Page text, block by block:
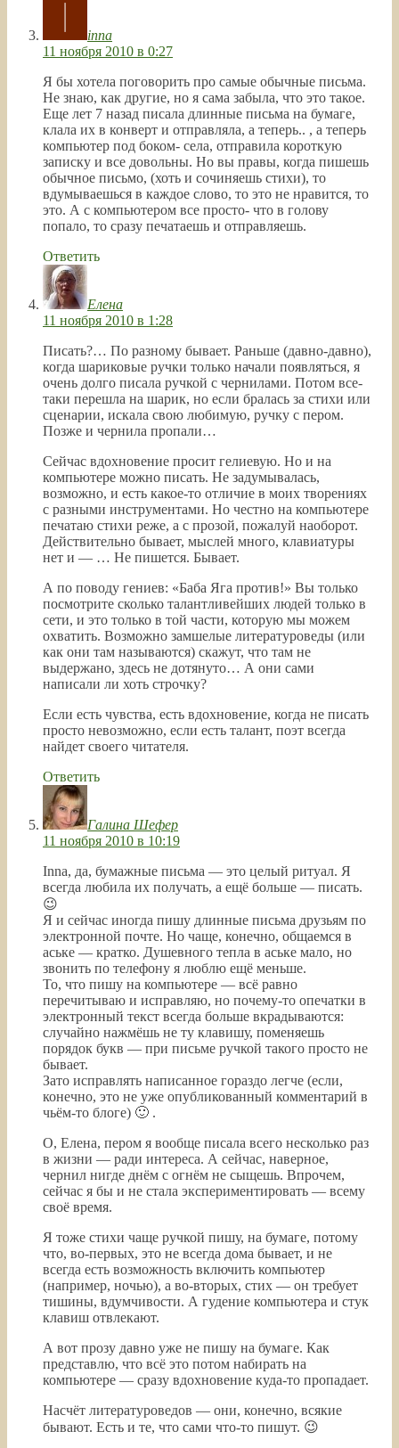
inna
11 ноября 2010 в 0:27
Я бы хотела поговорить про самые обычные письма.
Не знаю, как другие, но я сама забыла, что это такое.
Еще лет 7 назад писала длинные письма на бумаге,
клала их в конверт и отправляла, а теперь.. , а теперь
компьютер под боком- села, отправила короткую
записку и все довольны. Но вы правы, когда пишешь
обычное письмо, (хоть и сочиняешь стихи), то
вдумываешься в каждое слово, то это не нравится, то
это. А с компьютером все просто- что в голову
попало, то сразу печатаешь и отправляешь.
Ответить
Елена
11 ноября 2010 в 1:28
Писать?… По разному бывает. Раньше (давно-давно),
когда шариковые ручки только начали появляться, я
очень долго писала ручкой с чернилами. Потом все-
таки перешла на шарик, но если бралась за стихи или
сценарии, искала свою любимую, ручку с пером.
Позже и чернила пропали…
Сейчас вдохновение просит гелиевую. Но и на
компьютере можно писать. Не задумывалась,
возможно, и есть какое-то отличие в моих творениях
с разными инструментами. Но честно на компьютере
печатаю стихи реже, а с прозой, пожалуй наоборот.
Действительно бывает, мыслей много, клавиатуры
нет и — … Не пишется. Бывает.
А по поводу гениев: «Баба Яга против!» Вы только
посмотрите сколько талантливейших людей только в
сети, и это только в той части, которую мы можем
охватить. Возможно замшелые литературоведы (или
как они там называются) скажут, что там не
выдержано, здесь не дотянуто… А они сами
написали ли хоть строчку?
Если есть чувства, есть вдохновение, когда не писать
просто невозможно, если есть талант, поэт всегда
найдет своего читателя.
Ответить
Галина Шефер
11 ноября 2010 в 10:19
Inna, да, бумажные письма — это целый ритуал. Я
всегда любила их получать, а ещё больше — писать.
😉
Я и сейчас иногда пишу длинные письма друзьям по
электронной почте. Но чаще, конечно, общаемся в
аське — кратко. Душевного тепла в аське мало, но
звонить по телефону я люблю ещё меньше.
То, что пишу на компьютере — всё равно
перечитываю и исправляю, но почему-то опечатки в
электронный текст всегда больше вкрадываются:
случайно нажмёшь не ту клавишу, поменяешь
порядок букв — при письме ручкой такого просто не
бывает.
Зато исправлять написанное гораздо легче (если,
конечно, это не уже опубликованный комментарий в
чьём-то блоге) 🙂 .
О, Елена, пером я вообще писала всего несколько раз
в жизни — ради интереса. А сейчас, наверное,
чернил нигде днём с огнём не сыщешь. Впрочем,
сейчас я бы и не стала экспериментировать — всему
своё время.
Я тоже стихи чаще ручкой пишу, на бумаге, потому
что, во-первых, это не всегда дома бывает, и не
всегда есть возможность включить компьютер
(например, ночью), а во-вторых, стих — он требует
тишины, вдумчивости. А гудение компьютера и стук
клавиш отвлекают.
А вот прозу давно уже не пишу на бумаге. Как
представлю, что всё это потом набирать на
компьютере — сразу вдохновение куда-то пропадает.
Насчёт литературоведов — они, конечно, всякие
бывают. Есть и те, что сами что-то пишут. 😉